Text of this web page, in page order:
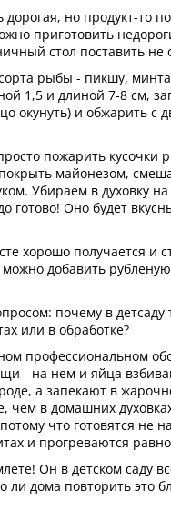
дорогая, но продукт-то
приготовить
стол поставить не
рыбы - пикшу,
1,5 и длиной 7-8 см,
окунуть) и обжарить с
пожарить кусочки
покрыть майонезом,
Убираем в духовку
готово! Оно будет
хорошо получается и
добавить
почему в детсаду
или в обработке?
профессиональном
- на нем и яйца
а запекают в
чем в домашних
что готовятся не
и прогреваются
Он в детском саду
ли дома повторить это